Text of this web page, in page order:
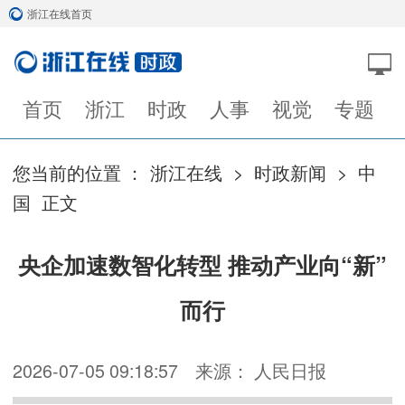
浙江在线首页
首页 浙江 时政 人事 视觉 专题
您当前的位置 ： 浙江在线 > 时政新闻 > 中
国 正文
央企加速数智化转型 推动产业向“新”
而行
2026-07-05 09:18:57 来源： 人民日报